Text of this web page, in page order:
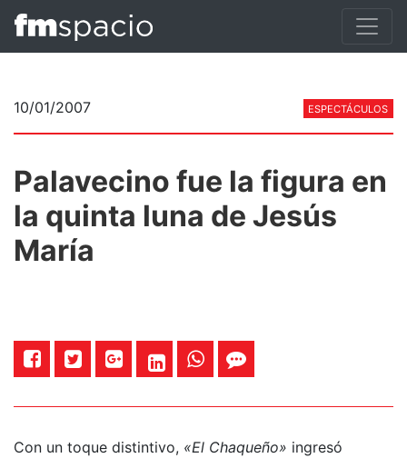
10/01/2007 ESPECTÁCULOS
Palavecino fue la figura en
la quinta luna de Jesús
María
Con un toque distintivo, «El Chaqueño» ingresó